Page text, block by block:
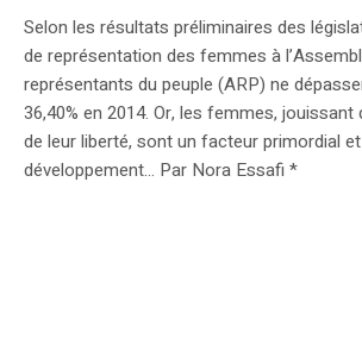
Selon les résultats préliminaires des
de représentation des femmes à
représentants du peuple (ARP) ne
36,40% en 2014. Or, les femmes,
de leur liberté, sont un facteur primordial
développement… Par Nora Essafi *